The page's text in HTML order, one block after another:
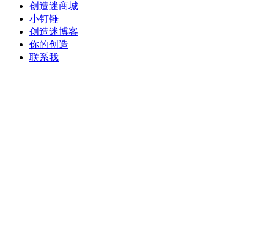
创造迷商城
小钉锤
创造迷博客
你的创造
联系我